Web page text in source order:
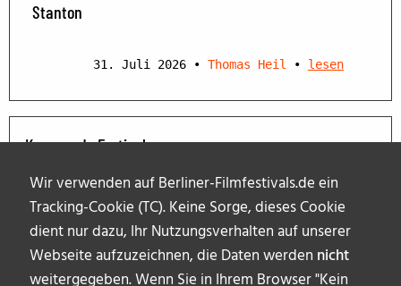
Wir verwenden auf Berliner-Filmfestivals.de ein
Tracking-Cookie (TC). Keine Sorge, dieses Cookie
dient nur dazu, Ihr Nutzungsverhalten auf unserer
Webseite aufzuzeichnen, die Daten werden nicht
weitergegeben. Wenn Sie in Ihrem Browser "Kein
Stanton
31. Juli 2026 • Thomas Heil • lesen
Kommende Festivals